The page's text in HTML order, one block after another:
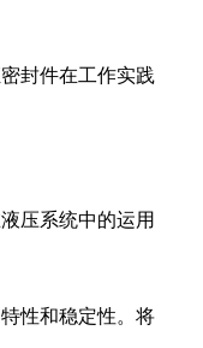
封件在工作实践
压系统中的运用
性和稳定性。将